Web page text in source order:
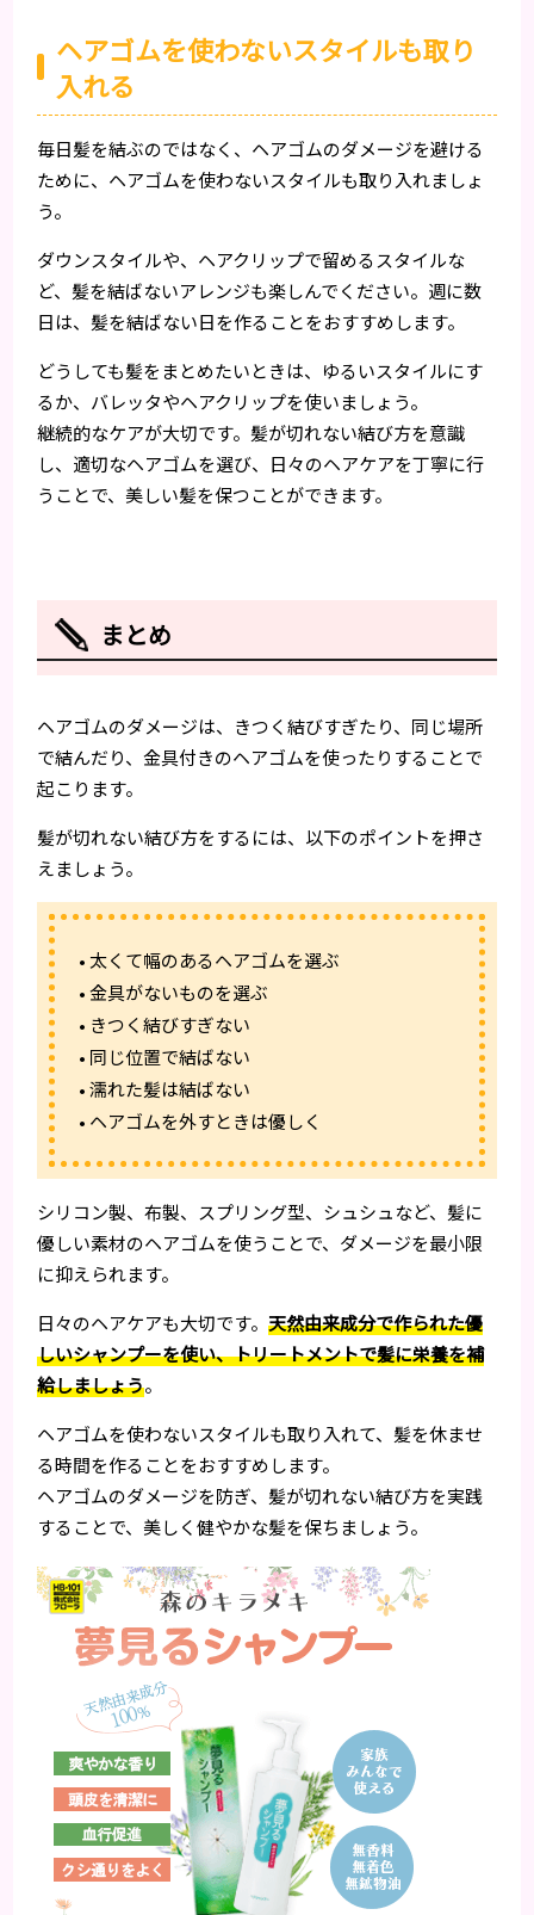
ヘアゴムを使わないスタイルも取り
入れる
毎日髪を結ぶのではなく、ヘアゴムのダメージを避ける
ために、ヘアゴムを使わないスタイルも取り入れましょ
う。
ダウンスタイルや、ヘアクリップで留めるスタイルな
ど、髪を結ばないアレンジも楽しんでください。週に数
日は、髪を結ばない日を作ることをおすすめします。
どうしても髪をまとめたいときは、ゆるいスタイルにす
るか、バレッタやヘアクリップを使いましょう。
継続的なケアが大切です。髪が切れない結び方を意識
し、適切なヘアゴムを選び、日々のヘアケアを丁寧に行
うことで、美しい髪を保つことができます。
まとめ
ヘアゴムのダメージは、きつく結びすぎたり、同じ場所
で結んだり、金具付きのヘアゴムを使ったりすることで
起こります。
髪が切れない結び方をするには、以下のポイントを押さ
えましょう。
• 太くて幅のあるヘアゴムを選ぶ
• 金具がないものを選ぶ
• きつく結びすぎない
• 同じ位置で結ばない
• 濡れた髪は結ばない
• ヘアゴムを外すときは優しく
シリコン製、布製、スプリング型、シュシュなど、髪に
優しい素材のヘアゴムを使うことで、ダメージを最小限
に抑えられます。
日々のヘアケアも大切です。天然由来成分で作られた優
しいシャンプーを使い、トリートメントで髪に栄養を補
給しましょう。
ヘアゴムを使わないスタイルも取り入れて、髪を休ませ
る時間を作ることをおすすめします。
ヘアゴムのダメージを防ぎ、髪が切れない結び方を実践
することで、美しく健やかな髪を保ちましょう。